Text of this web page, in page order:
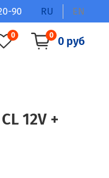
90 RU EN
0 0 0 руб
12V +